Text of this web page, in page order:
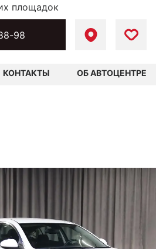
98
КОНТАКТЫ ОБ АВТОЦЕНТРЕ
площадок